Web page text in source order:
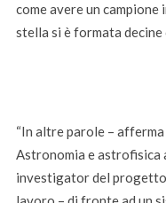
come avere un
stella si è formata decine
“In altre parole –
Astronomia e astrofisica
investigator del progetto